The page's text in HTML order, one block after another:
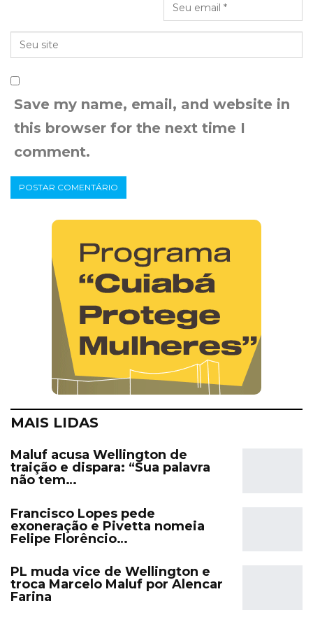
Save my name, email, and website in
this browser for the next time I
comment.
MAIS LIDAS
Maluf acusa Wellington de
traição e dispara: “Sua palavra
não tem…
Francisco Lopes pede
exoneração e Pivetta nomeia
Felipe Florêncio…
PL muda vice de Wellington e
troca Marcelo Maluf por Alencar
Farina